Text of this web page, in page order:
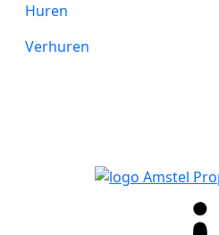
Huren
Verhuren